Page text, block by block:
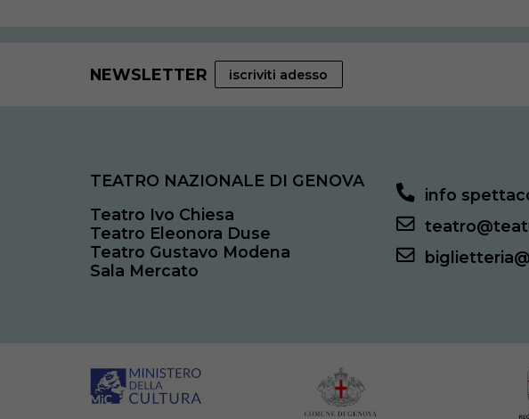
NEWSLETTER iscriviti adesso
TEATRO NAZIONALE DI GENOVA
Teatro Ivo Chiesa
Teatro Eleonora Duse
Teatro Gustavo Modena
Sala Mercato
info